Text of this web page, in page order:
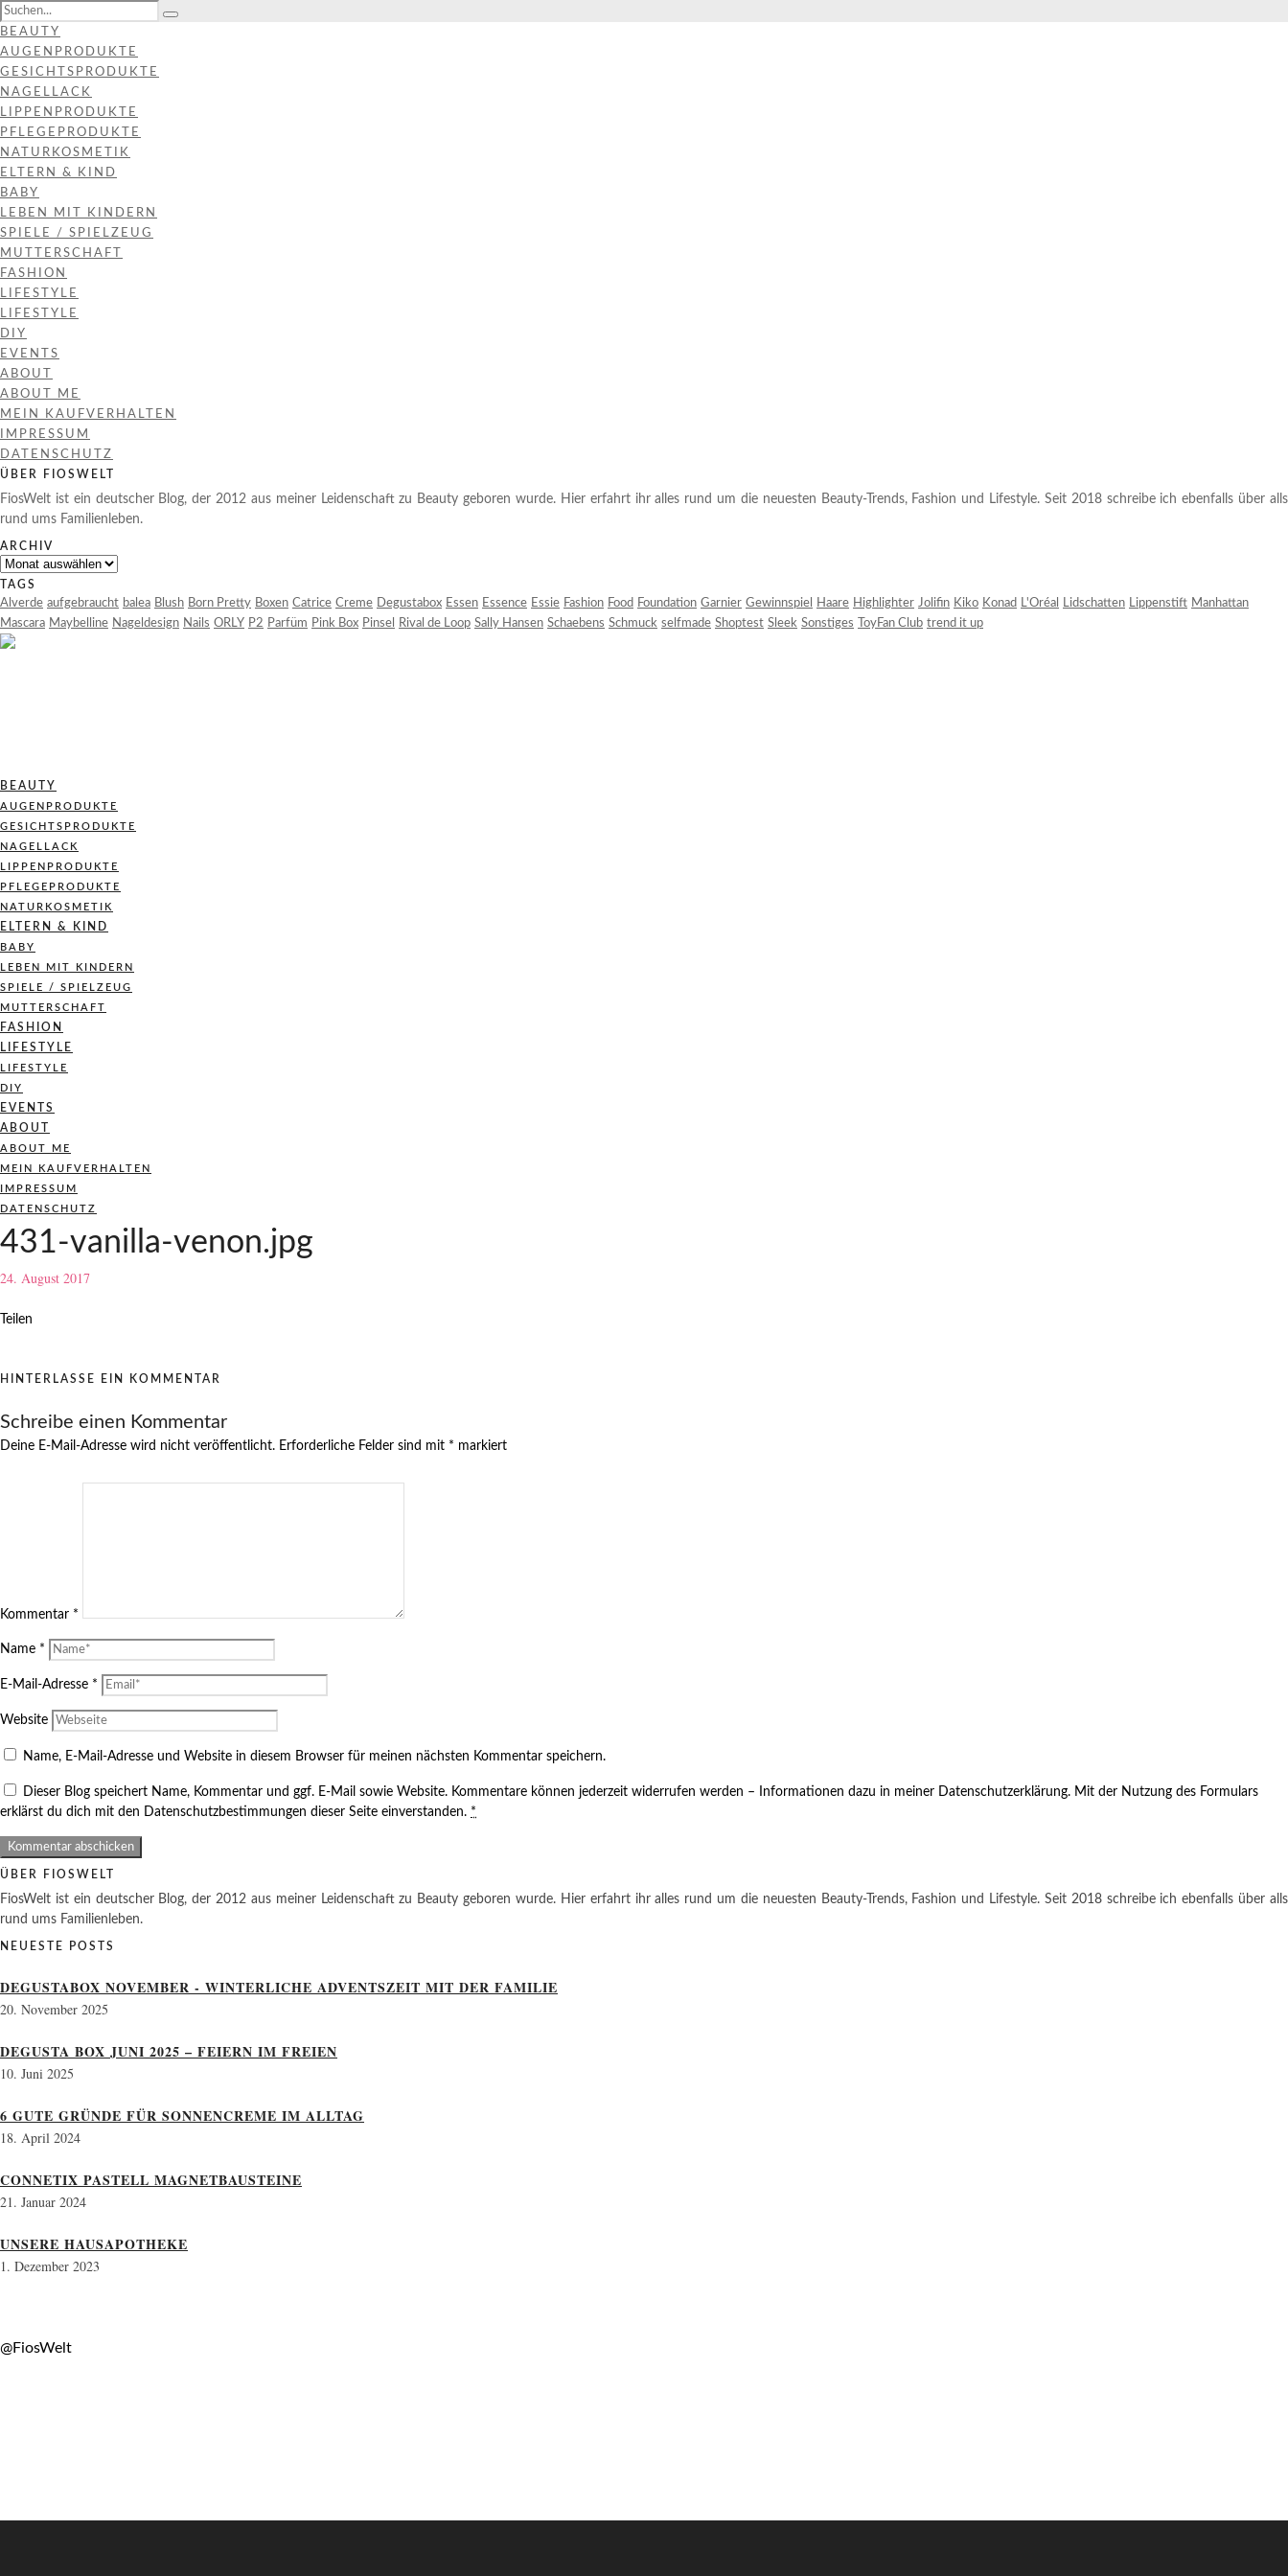
BEAUTY
AUGENPRODUKTE
GESICHTSPRODUKTE
NAGELLACK
LIPPENPRODUKTE
PFLEGEPRODUKTE
NATURKOSMETIK
ELTERN & KIND
BABY
LEBEN MIT KINDERN
SPIELE / SPIELZEUG
MUTTERSCHAFT
FASHION
LIFESTYLE
LIFESTYLE
DIY
EVENTS
ABOUT
ABOUT ME
MEIN KAUFVERHALTEN
IMPRESSUM
DATENSCHUTZ
ÜBER FIOSWELT
FiosWelt ist ein deutscher Blog, der 2012 aus meiner Leidenschaft zu Beauty geboren wurde. Hier erfahrt ihr alles rund um die neuesten Beauty-Trends, Fashion und Lifestyle. Seit 2018 schreibe ich ebenfalls über alls
rund ums Familienleben.
ARCHIV
Archiv
TAGS
Alverde aufgebraucht balea Blush Born Pretty Boxen Catrice Creme Degustabox Essen Essence Essie Fashion Food Foundation Garnier Gewinnspiel Haare Highlighter Jolifin Kiko Konad L'Oréal Lidschatten Lippenstift Manhattan
Mascara Maybelline Nageldesign Nails ORLY P2 Parfüm Pink Box Pinsel Rival de Loop Sally Hansen Schaebens Schmuck selfmade Shoptest Sleek Sonstiges ToyFan Club trend it up
BEAUTY
AUGENPRODUKTE
GESICHTSPRODUKTE
NAGELLACK
LIPPENPRODUKTE
PFLEGEPRODUKTE
NATURKOSMETIK
ELTERN & KIND
BABY
LEBEN MIT KINDERN
SPIELE / SPIELZEUG
MUTTERSCHAFT
FASHION
LIFESTYLE
LIFESTYLE
DIY
EVENTS
ABOUT
ABOUT ME
MEIN KAUFVERHALTEN
IMPRESSUM
DATENSCHUTZ
431-vanilla-venon.jpg
24. August 2017
Teilen
HINTERLASSE EIN KOMMENTAR
Schreibe einen Kommentar
Deine E-Mail-Adresse wird nicht veröffentlicht. Erforderliche Felder sind mit * markiert
Kommentar *
Name *
E-Mail-Adresse *
Website
Name, E-Mail-Adresse und Website in diesem Browser für meinen nächsten Kommentar speichern.
Dieser Blog speichert Name, Kommentar und ggf. E-Mail sowie Website. Kommentare können jederzeit widerrufen werden – Informationen dazu in meiner Datenschutzerklärung. Mit der Nutzung des Formulars
erklärst du dich mit den Datenschutzbestimmungen dieser Seite einverstanden. *
ÜBER FIOSWELT
FiosWelt ist ein deutscher Blog, der 2012 aus meiner Leidenschaft zu Beauty geboren wurde. Hier erfahrt ihr alles rund um die neuesten Beauty-Trends, Fashion und Lifestyle. Seit 2018 schreibe ich ebenfalls über alls
rund ums Familienleben.
NEUESTE POSTS
DEGUSTABOX NOVEMBER - WINTERLICHE ADVENTSZEIT MIT DER FAMILIE
20. November 2025
DEGUSTA BOX JUNI 2025 – FEIERN IM FREIEN
10. Juni 2025
6 GUTE GRÜNDE FÜR SONNENCREME IM ALLTAG
18. April 2024
CONNETIX PASTELL MAGNETBAUSTEINE
21. Januar 2024
UNSERE HAUSAPOTHEKE
1. Dezember 2023
@FiosWelt